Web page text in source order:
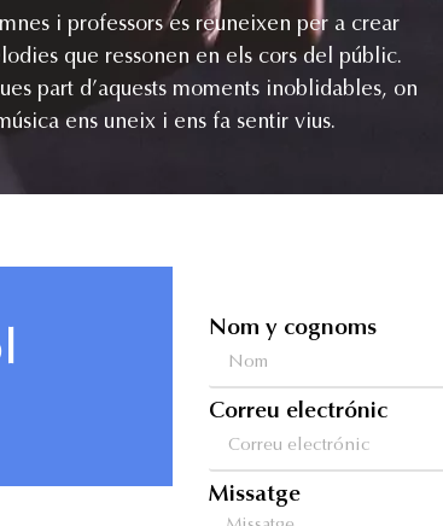
ens uneix i ens fa sentir vius.
Nom y cognoms
Correu electrónic
Missatge